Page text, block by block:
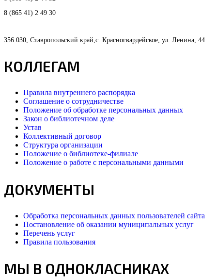
8 (865 41) 2 49 30
356 030, Ставропольский край,с. Красногвардейское, ул. Ленина, 44
КОЛЛЕГАМ
Правила внутреннего распорядка
Соглашение о сотрудничестве
Положение об обработке персональных данных
Закон о библиотечном деле
Устав
Коллективный договор
Структура организации
Положение о библиотеке-филиале
Положение о работе с персональными данными
ДОКУМЕНТЫ
Обработка персональных данных пользователей сайта
Постановление об оказании муниципальных услуг
Перечень услуг
Правила пользования
МЫ В ОДНОКЛАСНИКАХ